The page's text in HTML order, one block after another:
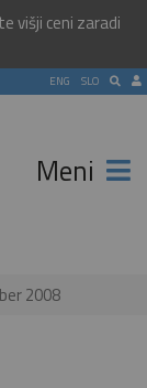
višji ceni zaradi
SLO
ENG
Meni
2008